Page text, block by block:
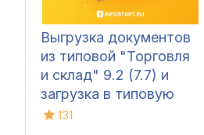
Выгрузка документов
из типовой "Торговля
и склад" 9.2 (7.7) и
загрузка в типовую
«Бухгалтерия
131